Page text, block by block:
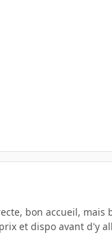
bon accueil, mais
et dispo avant d'y